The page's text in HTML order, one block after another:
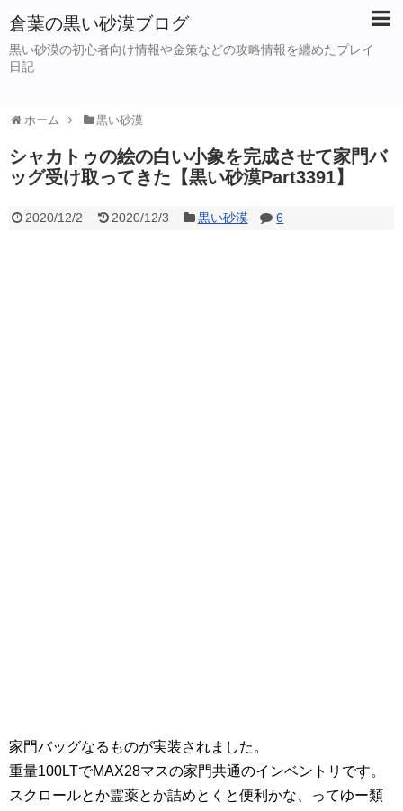
倉葉の黒い砂漠ブログ
黒い砂漠の初心者向け情報や金策などの攻略情報を纏めたプレイ
日記
ホーム 黒い砂漠
シャカトゥの絵の白い小象を完成させて家門バ
ッグ受け取ってきた【黒い砂漠Part3391】
2020/12/2 2020/12/3 黒い砂漠 6
家門バッグなるものが実装されました。
重量100LTでMAX28マスの家門共通のインベントリです。
スクロールとか霊薬とか詰めとくと便利かな、ってゆー類